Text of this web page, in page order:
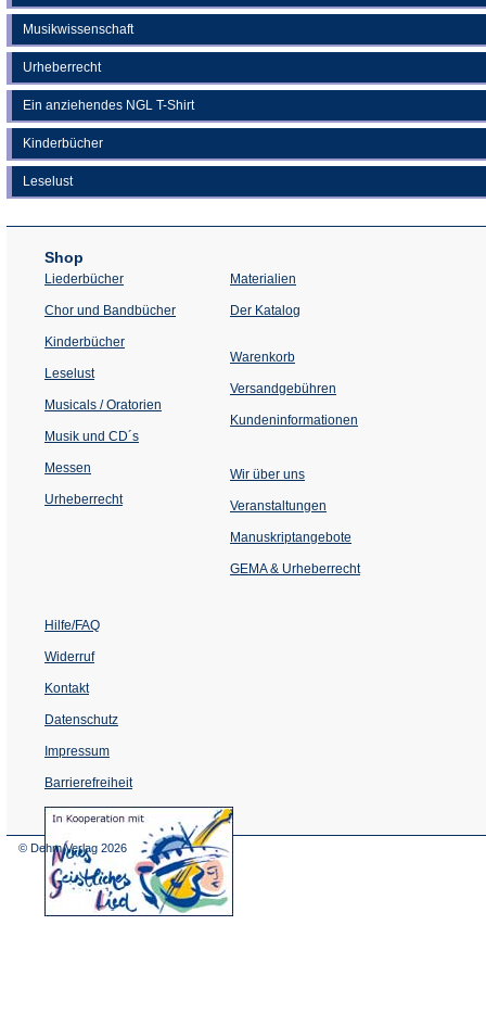
Musikwissenschaft
Urheberrecht
Ein anziehendes NGL T-Shirt
Kinderbücher
Leselust
Shop
Liederbücher
Chor und Bandbücher
Kinderbücher
Leselust
Musicals / Oratorien
Musik und CD´s
Messen
Urheberrecht
Materialien
Der Katalog
Warenkorb
Versandgebühren
Kundeninformationen
Wir über uns
Veranstaltungen
einem
Tab)
Manuskriptangebote
GEMA & Urheberrecht
Hilfe/FAQ
Widerruf
Kontakt
Datenschutz
Impressum
Barrierefreiheit
(Öffnet
in
© Dehm Verlag 2026